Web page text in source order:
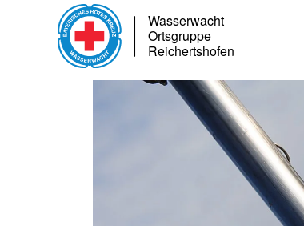
Skip to main content